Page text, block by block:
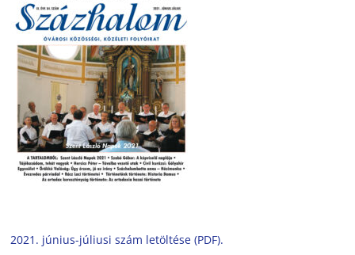
2021. június-júliusi szám letöltése (PDF).